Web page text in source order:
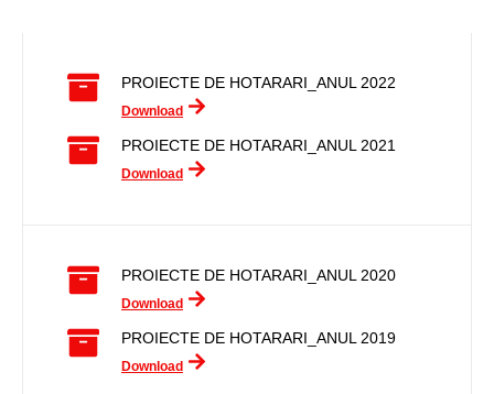
PROIECTE DE HOTARARI_ANUL 2022
Download
PROIECTE DE HOTARARI_ANUL 2021
Download
PROIECTE DE HOTARARI_ANUL 2020
Download
PROIECTE DE HOTARARI_ANUL 2019
Download